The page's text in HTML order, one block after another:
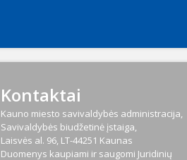
Kontaktai
Kauno miesto savivaldybės administracija,
Savivaldybės biudžetinė įstaiga,
Laisvės al. 96, LT-44251 Kaunas
Duomenys kaupiami ir saugomi Juridinių